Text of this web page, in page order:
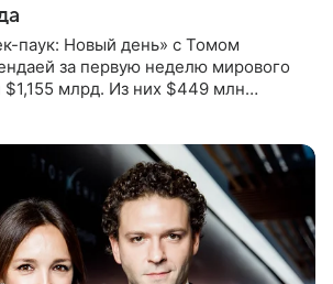
паук: Новый день» с Томом
за первую неделю мирового
$1,155 млрд. Из них $449 млн